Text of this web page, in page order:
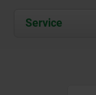
Kontakt
Dokumente
Service